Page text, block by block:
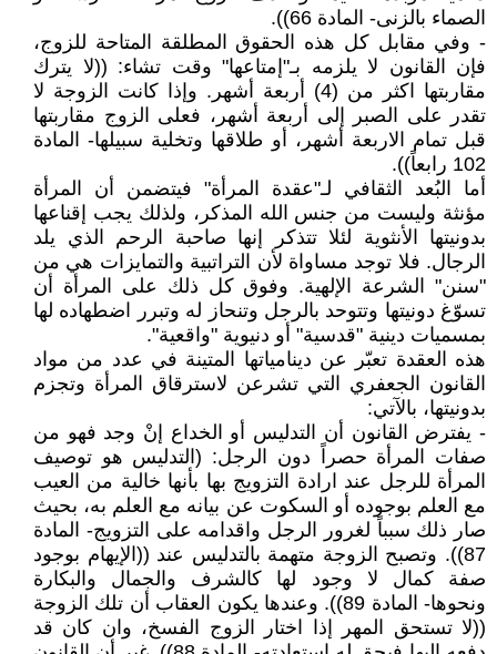
الصماء بالزنى- المادة 66)).
- وفي مقابل كل هذه الحقوق المطلقة المتاحة للزوج،
فإن القانون لا يلزمه بـ"إمتاعها" وقت تشاء: ((لا يترك
مقاربتها اكثر من (4) أربعة أشهر. وإذا كانت الزوجة لا
تقدر على الصبر إلى أربعة أشهر، فعلى الزوج مقاربتها
قبل تمام الاربعة أشهر، أو طلاقها وتخلية سبيلها- المادة
102 رابعاً)).
أما البُعد الثقافي لـ"عقدة المرأة" فيتضمن أن المرأة
مؤنثة وليست من جنس الله المذكر، ولذلك يجب إقناعها
بدونيتها الأنثوية لئلا تتذكر إنها صاحبة الرحم الذي يلد
الرجال. فلا توجد مساواة لأن التراتبية والتمايزات هي من
"سنن" الشرعة الإلهية. وفوق كل ذلك على المرأة أن
تسوّغ دونيتها وتتوحد بالرجل وتنحاز له وتبرر اضطهاده لها
بمسميات دينية "قدسية" أو دنيوية "واقعية".
هذه العقدة تعبّر عن دينامياتها المتينة في عدد من مواد
القانون الجعفري التي تشرعن لاسترقاق المرأة وتجزم
بدونيتها، بالآتي:
- يفترض القانون أن التدليس أو الخداع إنْ وجد فهو من
صفات المرأة حصراً دون الرجل: (التدليس هو توصيف
المرأة للرجل عند ارادة التزويج بها بأنها خالية من العيب
مع العلم بوجوده أو السكوت عن بيانه مع العلم به، بحيث
صار ذلك سبباً لغرور الرجل واقدامه على التزويج- المادة
87)). وتصبح الزوجة متهمة بالتدليس عند ((الإيهام بوجود
صفة كمال لا وجود لها كالشرف والجمال والبكارة
ونحوها- المادة 89)). وعندها يكون العقاب أن تلك الزوجة
((لا تستحق المهر إذا اختار الزوج الفسخ، وان كان قد